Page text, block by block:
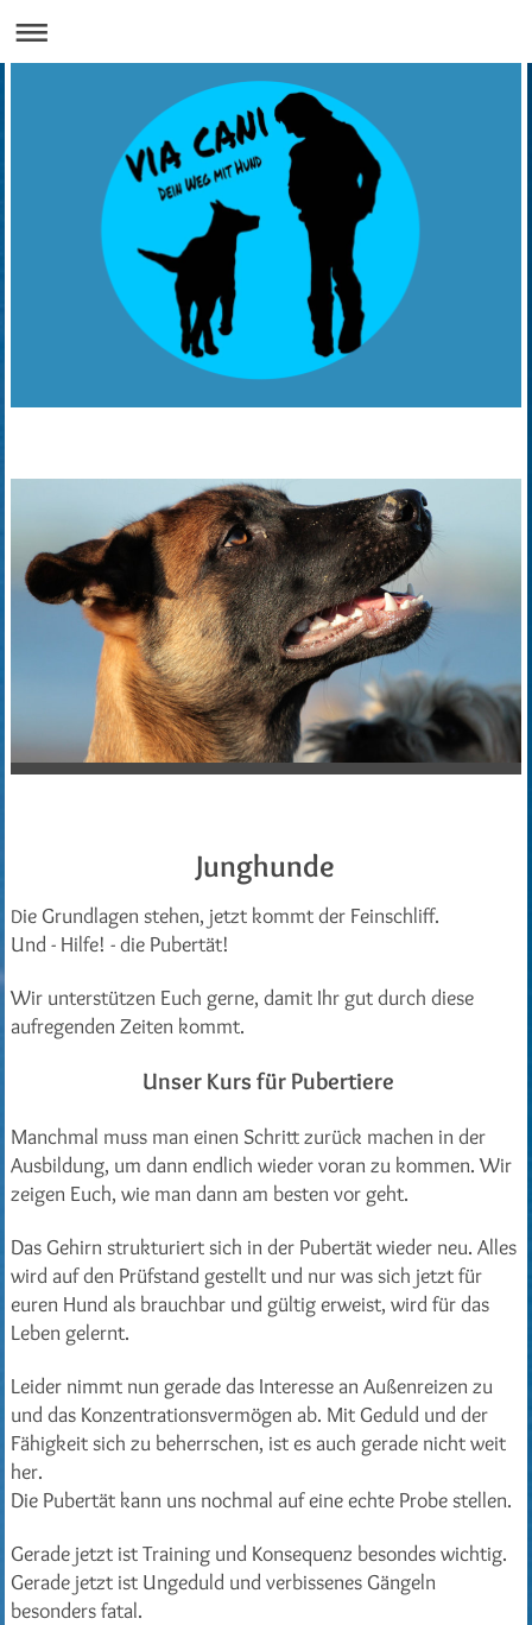
Junghunde
Die Grundlagen stehen, jetzt kommt der Feinschliff.
Und - Hilfe! - die Pubertät!
Wir unterstützen Euch gerne, damit Ihr gut durch diese
aufregenden Zeiten kommt.
Unser Kurs für Pubertiere
Manchmal muss man einen Schritt zurück machen in der
Ausbildung, um dann endlich wieder voran zu kommen. Wir
zeigen Euch, wie man dann am besten vor geht.
Das Gehirn strukturiert sich in der Pubertät wieder neu. Alles
wird auf den Prüfstand gestellt und nur was sich jetzt für
euren Hund als brauchbar und gültig erweist, wird für das
Leben gelernt.
Leider nimmt nun gerade das Interesse an Außenreizen zu
und das Konzentrationsvermögen ab. Mit Geduld und der
Fähigkeit sich zu beherrschen, ist es auch gerade nicht weit
her.
Die Pubertät kann uns nochmal auf eine echte Probe stellen.
Gerade jetzt ist Training und Konsequenz besondes wichtig.
Gerade jetzt ist Ungeduld und verbissenes Gängeln
besonders fatal.